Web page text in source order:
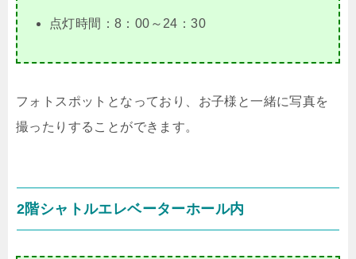
点灯時間：8：00～24：30
フォトスポットとなっており、お子様と一緒に写真を
撮ったりすることができます。
2階シャトルエレベーターホール内